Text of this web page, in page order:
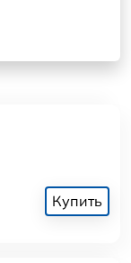
Купить